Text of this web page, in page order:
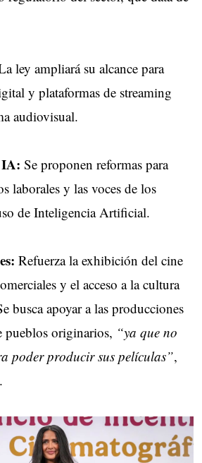
ley ampliará su alcance para
y plataformas de streaming
audiovisual.
IA: Se proponen reformas para
laborales y las voces de los
de Inteligencia Artificial.
Refuerza la exhibición del cine
y el acceso a la cultura
busca apoyar a las producciones
pueblos originarios, “ya que no
poder producir sus películas”,